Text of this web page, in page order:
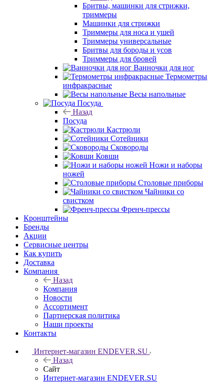
Бритвы, машинки для стрижки,
триммеры
Машинки для стрижки
Триммеры для носа и ушей
Триммеры универсальные
Бритвы для бороды и усов
Триммеры для бровей
Ванночки для ног
Термометры
инфракрасные
Весы напольные
Посуда
Назад
Посуда
Кастрюли
Сотейники
Сковороды
Ковши
Ножи и наборы
ножей
Столовые приборы
Чайники со
свистком
Френч-прессы
Кронштейны
Бренды
Акции
Сервисные центры
Как купить
Доставка
Компания
Назад
Компания
Новости
Ассортимент
Партнерская политика
Наши проекты
Контакты
Интернет-магазин ENDEVER.SU
Назад
Сайт
Интернет-магазин ENDEVER.SU